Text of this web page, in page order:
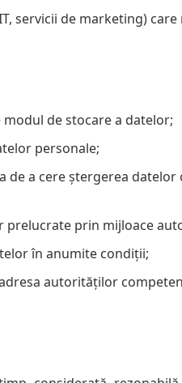
servicii de marketing)
de stocare a datelor;
personale;
de a cere ștergerea
prelucrate prin mijloace
în anumite condiții;
autorităților